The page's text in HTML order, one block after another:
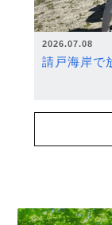
2026.07.08
請戸海岸で